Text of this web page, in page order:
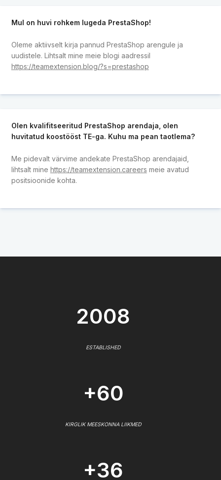
Mul on huvi rohkem lugeda PrestaShop!
Oleme aktiivselt kirja pannud PrestaShop arengule ja
uudistele. Lihtsalt mine meie blogi aadressil
https://teamextension.blog/?s=prestashop
Olen kvalifitseeritud PrestaShop arendaja, olen
huvitatud koostööst TE-ga. Kuhu ma pean taotlema?
Me pidevalt värvime andekate PrestaShop arendajaid,
lihtsalt mine https://teamextension.careers meie avatud
positsioonide kohta.
2008
ESTABLISHED
+60
KIRGLIK MEESKONNA LIIKMED
+36